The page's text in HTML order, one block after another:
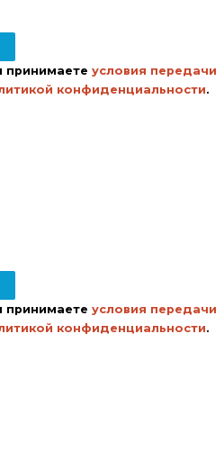
принимаете условия передачи
конфиденциальности.
принимаете условия передачи
конфиденциальности.